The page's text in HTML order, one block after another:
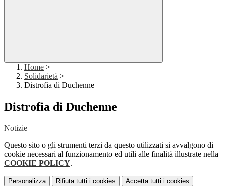
Home >
Solidarietà >
Distrofia di Duchenne
Distrofia di Duchenne
Notizie
Questo sito o gli strumenti terzi da questo utilizzati si avvalgono di
cookie necessari al funzionamento ed utili alle finalità illustrate nella
COOKIE POLICY.
Personalizza Rifiuta tutti i cookies Accetta tutti i cookies